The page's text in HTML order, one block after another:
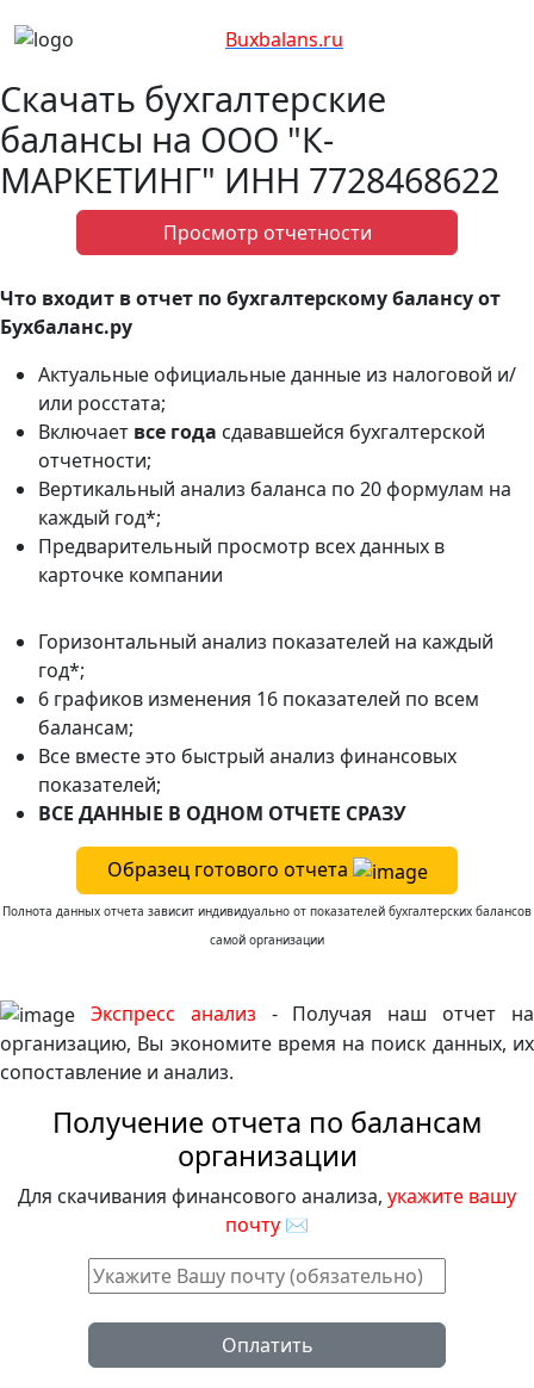
Buxbalans.ru
Скачать бухгалтерские
балансы на ООО "К-
МАРКЕТИНГ" ИНН 7728468622
Просмотр отчетности
Что входит в отчет по бухгалтерскому балансу от
Бухбаланс.ру
Актуальные официальные данные из налоговой и/
или росстата;
Включает все года сдававшейся бухгалтерской
отчетности;
Вертикальный анализ баланса по 20 формулам на
каждый год*;
Предварительный просмотр всех данных в
карточке компании
Горизонтальный анализ показателей на каждый
год*;
6 графиков изменения 16 показателей по всем
балансам;
Все вместе это быстрый анализ финансовых
показателей;
ВСЕ ДАННЫЕ В ОДНОМ ОТЧЕТЕ СРАЗУ
Образец готового отчета
Полнота данных отчета зависит индивидуально от показателей бухгалтерских балансов
самой организации
Экспресс анализ - Получая наш отчет на
организацию, Вы экономите время на поиск данных, их
сопоставление и анализ.
Получение отчета по балансам
организации
Для скачивания финансового анализа, укажите вашу
почту ✉
Оплатить